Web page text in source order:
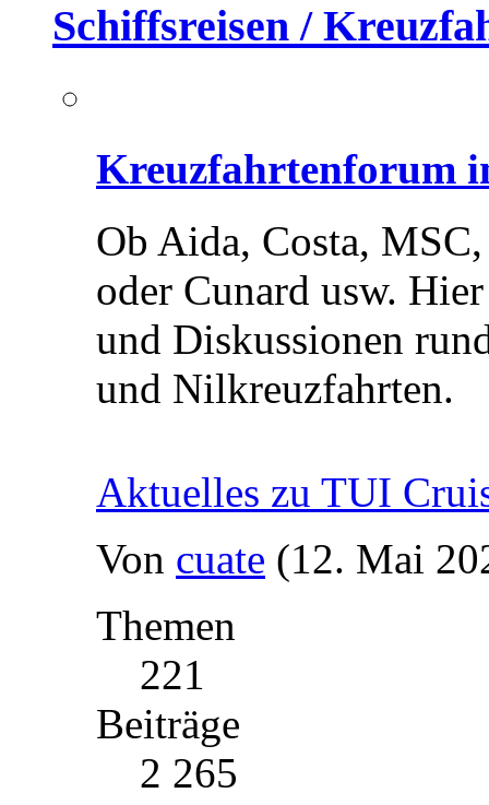
Schiffsreisen /
Kreuzfahrtenforum
Ob Aida, Costa,
oder Cunard usw.
und Diskussionen
und Nilkreuzfahrten.
Aktuelles zu TUI
Von cuate (12. Mai
Themen
221
Beiträge
2 265